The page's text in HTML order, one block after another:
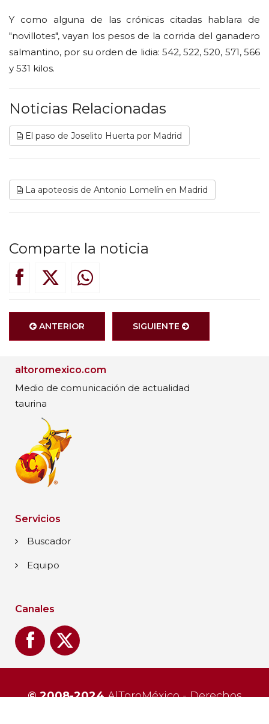
Y como alguna de las crónicas citadas hablara de
"novillotes", vayan los pesos de la corrida del ganadero
salmantino, por su orden de lidia: 542, 522, 520, 571, 566
y 531 kilos.
Noticias Relacionadas
El paso de Joselito Huerta por Madrid
La apoteosis de Antonio Lomelín en Madrid
Comparte la noticia
ANTERIOR SIGUIENTE
altoromexico.com
Medio de comunicación de actualidad
taurina
Servicios
Buscador
Equipo
Canales
© 2008-2024AlToroMéxico - Derechos